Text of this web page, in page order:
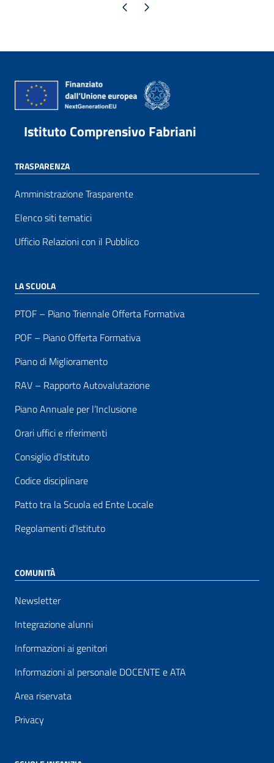
Pagina precedente
Pagina successiva
Istituto Comprensivo Fabriani
TRASPARENZA
Amministrazione Trasparente
Elenco siti tematici
Ufficio Relazioni con il Pubblico
LA SCUOLA
PTOF – Piano Triennale Offerta Formativa
POF – Piano Offerta Formativa
Piano di Miglioramento
RAV – Rapporto Autovalutazione
Piano Annuale per l’Inclusione
Orari uffici e riferimenti
Consiglio d’Istituto
Codice disciplinare
Patto tra la Scuola ed Ente Locale
Regolamenti d’Istituto
COMUNITÀ
Newsletter
Integrazione alunni
Informazioni ai genitori
Informazioni al personale DOCENTE e ATA
Area riservata
Privacy